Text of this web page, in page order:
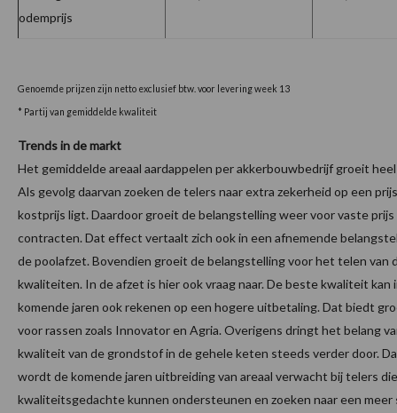
odemprijs
Genoemde prijzen zijn netto exclusief btw. voor levering week 13
* Partij van gemiddelde kwaliteit
Trends in de markt
Het gemiddelde areaal aardappelen per akkerbouwbedrijf groeit
Als gevolg daarvan zoeken de telers naar extra zekerheid op een
kostprijs ligt. Daardoor groeit de belangstelling weer voor vaste prijs
contracten. Dat effect vertaalt zich ook in een afnemende
de poolafzet. Bovendien groeit de belangstelling voor het telen van
kwaliteiten. In de afzet is hier ook vraag naar. De beste kwaliteit kan
komende jaren ook rekenen op een hogere uitbetaling. Dat biedt
voor rassen zoals Innovator en Agria. Overigens dringt het belang
kwaliteit van de grondstof in de gehele keten steeds verder door.
wordt de komende jaren uitbreiding van areaal verwacht bij telers
kwaliteitsgedachte kunnen ondersteunen en zoeken naar een meer